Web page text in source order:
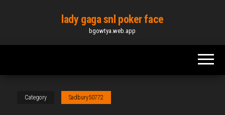
content
lady gaga snl poker face
bgowtya.web.app
Category Sadbury50772